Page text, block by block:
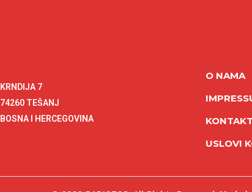
KRNDIJA 7
74260 TEŠANJ
BOSNA I HERCEGOVINA
O NAMA
KONTAKT
USLOVI